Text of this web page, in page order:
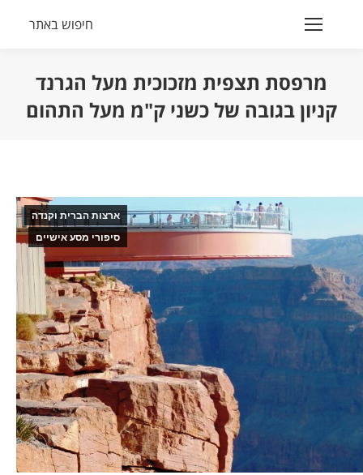
Search:
חיפוש באתר
מרפסת תצפית מזכוכית מעל הגרנד
קניון בגובה של כשני ק"מ מעל התהום
ארצות הברית וקנדה
סיפורי מסע אישיים